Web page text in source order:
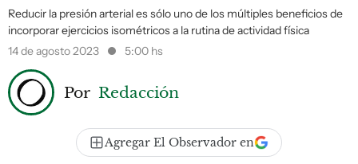
Reducir la presión arterial es sólo uno de los múltiples beneficios de
incorporar ejercicios isométricos a la rutina de actividad física
14 de agosto 2023
5:00 hs
Por Redacción
Agregar El Observador en